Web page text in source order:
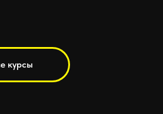
курсы